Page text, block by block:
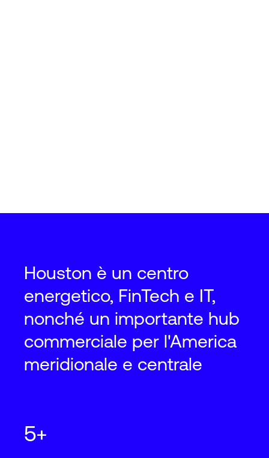
Houston è un centro
energetico, FinTech e IT,
nonché un importante hub
commerciale per l'America
meridionale e centrale
5+